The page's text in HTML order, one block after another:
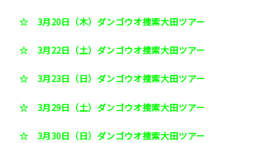
☆ 3月20日（木）ダンゴウオ捜索大田ツアー
☆ 3月22日（土）ダンゴウオ捜索大田ツアー
☆ 3月23日（日）ダンゴウオ捜索大田ツアー
☆ 3月29日（土）ダンゴウオ捜索大田ツアー
☆ 3月30日（日）ダンゴウオ捜索大田ツアー